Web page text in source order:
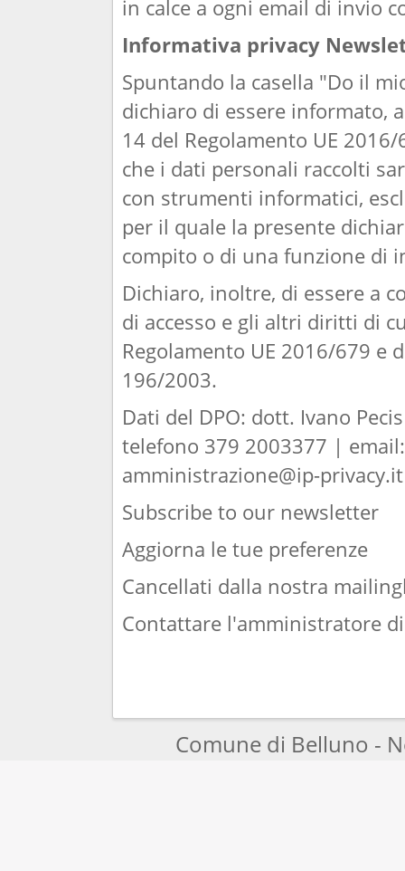
in calce a ogni email di invio
Informativa privacy
Spuntando la casella "Do il
dichiaro di essere informato,
14 del Regolamento UE
che i dati personali raccolti
con strumenti informatici,
per il quale la presente
compito o di una funzione di
Dichiaro, inoltre, di essere a
di accesso e gli altri diritti di
Regolamento UE 2016/679 e
196/2003.
Dati del DPO: dott. Ivano
telefono 379 2003377 |
amministrazione@ip-privacy.it
Subscribe to our newsletter
Aggiorna le tue preferenze
Cancellati dalla nostra
Contattare l'amministratore
Comune di Belluno -